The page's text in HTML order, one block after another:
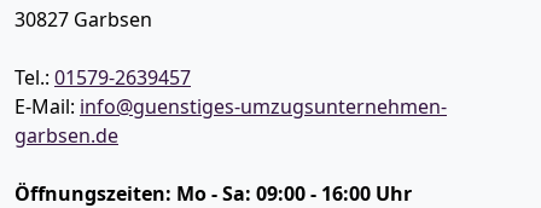
30827 Garbsen
Tel.: 01579-2639457
E-Mail: info@guenstiges-umzugsunternehmen-
garbsen.de
Öffnungszeiten: Mo - Sa: 09:00 - 16:00 Uhr